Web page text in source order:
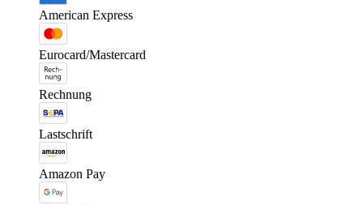
American Express
Eurocard/Mastercard
Rechnung
Lastschrift
Amazon Pay